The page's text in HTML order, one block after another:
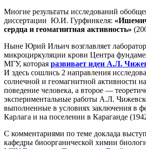
Многие результаты исследований
диссертации Ю.И. Гурфинкеля:
сердца и геомагнитная активность»
Ныне Юрий Ильич возглавляет
микроциркуляции крови Центра
МГУ, которая развивает идеи А.Л.
И здесь сошлись 2 направления
солнечной и геомагнитной активности
поведение человека, а второе —
экспериментальные работы А.Л.
выполненные в условиях заключения в
Карлага и на поселении в Караганде
С комментариями по теме доклада
кафедры биоорганической химии